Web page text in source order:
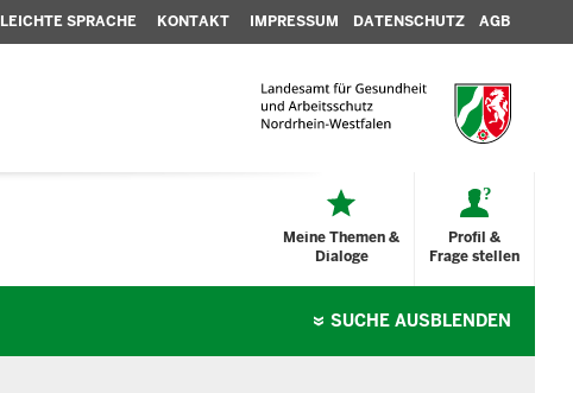
LEICHTE SPRACHE KONTAKT IMPRESSUM DATENSCHUTZ AGB
Profil &
Frage stellen
Meine Themen &
Dialoge
SUCHE AUSBLENDEN